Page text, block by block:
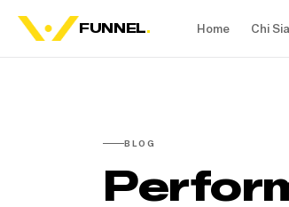
FUNNEL. Home Chi
BLOG